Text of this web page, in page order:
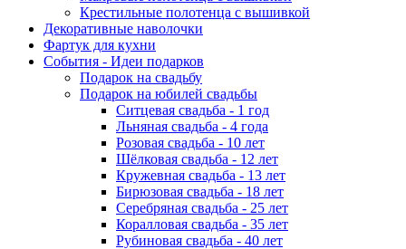
Крестильные полотенца с вышивкой
Декоративные наволочки
Фартук для кухни
События - Идеи подарков
Подарок на свадьбу
Подарок на юбилей свадьбы
Ситцевая свадьба - 1 год
Льняная свадьба - 4 года
Розовая свадьба - 10 лет
Шёлковая свадьба - 12 лет
Кружевная свадьба - 13 лет
Бирюзовая свадьба - 18 лет
Серебряная свадьба - 25 лет
Коралловая свадьба - 35 лет
Рубиновая свадьба - 40 лет